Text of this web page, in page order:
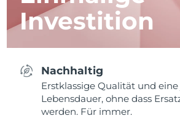
Investition
Nachhaltig
Erstklassige Qualität und
Lebensdauer, ohne dass
werden. Für immer.